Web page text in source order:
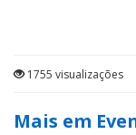
1755 visualizações
Mais em